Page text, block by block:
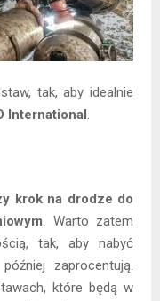
tak, aby idealnie
International .
krok na drodze do
. Warto zatem
tak, aby nabyć
zaprocentują.
które będą w